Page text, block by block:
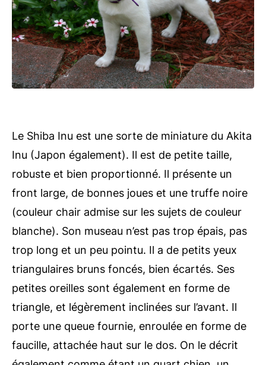
Le Shiba Inu est une sorte de miniature du Akita
Inu (Japon également). Il est de petite taille,
robuste et bien proportionné. Il présente un
front large, de bonnes joues et une truffe noire
(couleur chair admise sur les sujets de couleur
blanche). Son museau n’est pas trop épais, pas
trop long et un peu pointu. Il a de petits yeux
triangulaires bruns foncés, bien écartés. Ses
petites oreilles sont également en forme de
triangle, et légèrement inclinées sur l’avant. Il
porte une queue fournie, enroulée en forme de
faucille, attachée haut sur le dos. On le décrit